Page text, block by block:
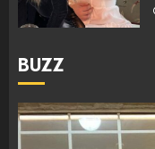
BUZZ